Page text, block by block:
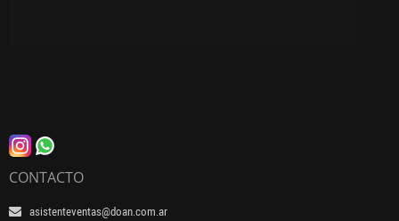
CONTACTO
asistenteventas@doan.com.ar